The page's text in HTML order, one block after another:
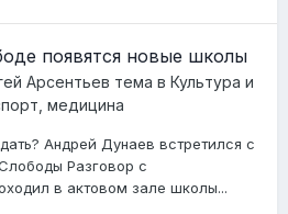
появятся новые школы
Арсентьев тема в Культура и
медицина
Андрей Дунаев встретился с
Разговор с
в актовом зале школы...